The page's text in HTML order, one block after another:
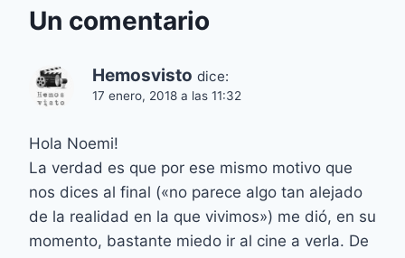
Un comentario
Hemosvisto dice:
17 enero, 2018 a las 11:32
Hola Noemi!
La verdad es que por ese mismo motivo que
nos dices al final («no parece algo tan alejado
de la realidad en la que vivimos») me dió, en su
momento, bastante miedo ir al cine a verla. De